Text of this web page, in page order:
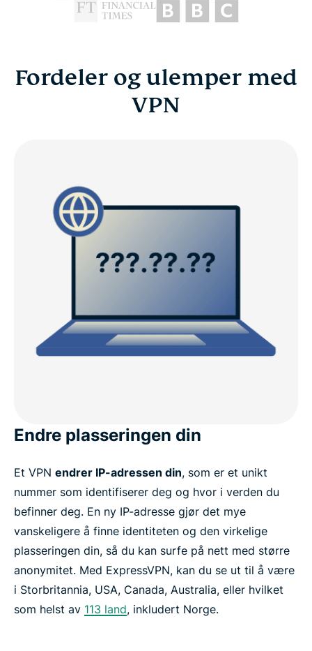
Fordeler og ulemper med
VPN
Endre plasseringen din
Et VPN endrer IP-adressen din, som er et unikt
nummer som identifiserer deg og hvor i verden du
befinner deg. En ny IP-adresse gjør det mye
vanskeligere å finne identiteten og den virkelige
plasseringen din, så du kan surfe på nett med større
anonymitet. Med ExpressVPN, kan du se ut til å være
i Storbritannia, USA, Canada, Australia, eller hvilket
som helst av 113 land, inkludert Norge.